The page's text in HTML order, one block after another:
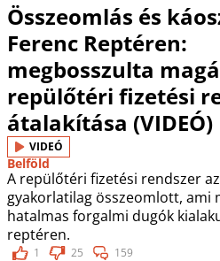
Összeomlás és
Ferenc Reptéren:
megbosszulta
repülőtéri fizetési
átalakítása (VIDEÓ)
VIDEÓ
Belföld
A repülőtéri fizetési rendszer
gyakorlatilag összeomlott, ami
hatalmas forgalmi dugók
reptéren.
1 25 159